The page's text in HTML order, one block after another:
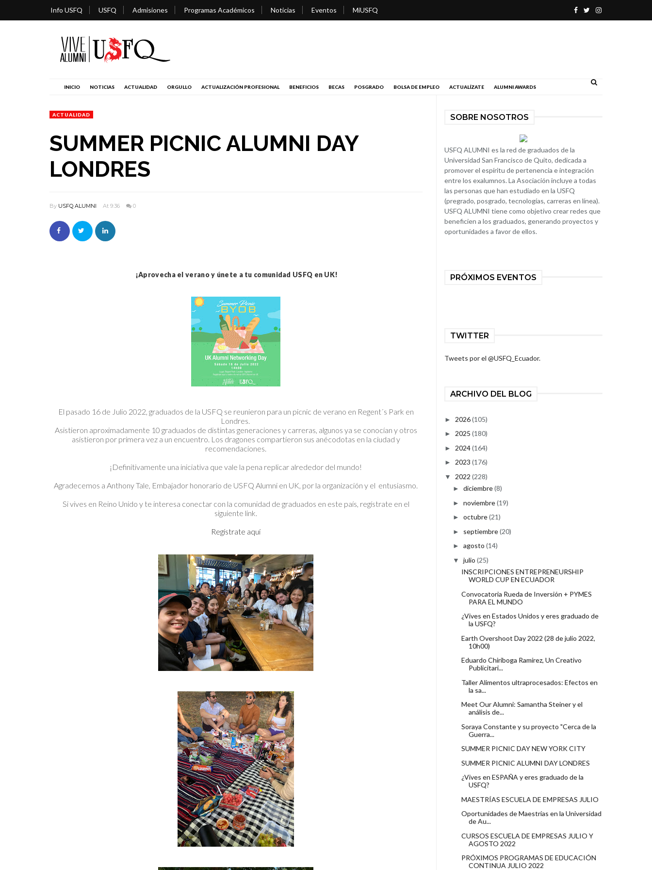
Info USFQ USFQ Admisiones Programas Académicos Noticias Eventos MiUSFQ
INICIO NOTICIAS ACTUALIDAD ORGULLO ACTUALIZACIÓN PROFESIONAL BENEFICIOS BECAS POSGRADO BOLSA DE EMPLEO ACTUALÍZATE ALUMNI AWARDS
ACTUALIDAD
SUMMER PICNIC ALUMNI DAY
LONDRES
By USFQ ALUMNI At 9:36 0
¡Aprovecha el verano y únete a tu comunidad USFQ en UK!
El pasado 16 de Julio 2022, graduados de la USFQ se reunieron para un picnic de verano en Regent´s Park en
Londres.
Asistieron aproximadamente 10 graduados de distintas generaciones y carreras, algunos ya se conocían y otros
asistieron por primera vez a un encuentro. Los dragones compartieron sus anécodotas en la ciudad y
recomendaciones.
¡Definitivamente una iniciativa que vale la pena replicar alrededor del mundo!
Agradecemos a Anthony Tale, Embajador honorario de USFQ Alumni en UK, por la organización y el entusiasmo.
Si vives en Reino Unido y te interesa conectar con la comunidad de graduados en este país, regístrate en el
siguiente link.
Regístrate aquí
SOBRE NOSOTROS
USFQ ALUMNI es la red de graduados de la
Universidad San Francisco de Quito, dedicada a
promover el espíritu de pertenencia e integración
entre los exalumnos. La Asociación incluye a todas
las personas que han estudiado en la USFQ
(pregrado, posgrado, tecnologías, carreras en línea).
USFQ ALUMNI tiene como objetivo crear redes que
beneficien a los graduados, generando proyectos y
oportunidades a favor de ellos.
PRÓXIMOS EVENTOS
TWITTER
Tweets por el @USFQ_Ecuador.
ARCHIVO DEL BLOG
► 2026(105)
► 2025 (180)
► 2024(164)
► 2023 (176)
▼ 2022 (228)
► diciembre(8)
► noviembre(19)
► octubre(21)
► septiembre(20)
► agosto (14)
▼ julio (25)
INSCRIPCIONES ENTREPRENEURSHIP
WORLD CUP EN ECUADOR
Convocatoria Rueda de Inversión + PYMES
PARA EL MUNDO
¿Vives en Estados Unidos y eres graduado de
la USFQ?
Earth Overshoot Day 2022 (28 de julio 2022,
10h00)
Eduardo Chiriboga Ramírez, Un Creativo
Publicitari...
Taller Alimentos ultraprocesados: Efectos en
la sa...
Meet Our Alumni: Samantha Steiner y el
análisis de...
Soraya Constante y su proyecto "Cerca de la
Guerra...
SUMMER PICNIC DAY NEW YORK CITY
SUMMER PICNIC ALUMNI DAY LONDRES
¿Vives en ESPAÑA y eres graduado de la
USFQ?
MAESTRÍAS ESCUELA DE EMPRESAS JULIO
Oportunidades de Maestrías en la Universidad
de Au...
CURSOS ESCUELA DE EMPRESAS JULIO Y
AGOSTO 2022
PRÓXIMOS PROGRAMAS DE EDUCACIÓN
CONTINUA JULIO 2022